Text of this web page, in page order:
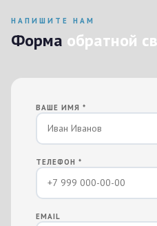
НАПИШИТЕ НАМ
Форма обратной
ВАШЕ ИМЯ *
ТЕЛЕФОН *
EMAIL